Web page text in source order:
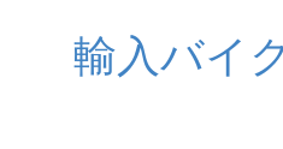
輸入バイ